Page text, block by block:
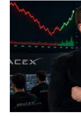
SPCX : SpaceX